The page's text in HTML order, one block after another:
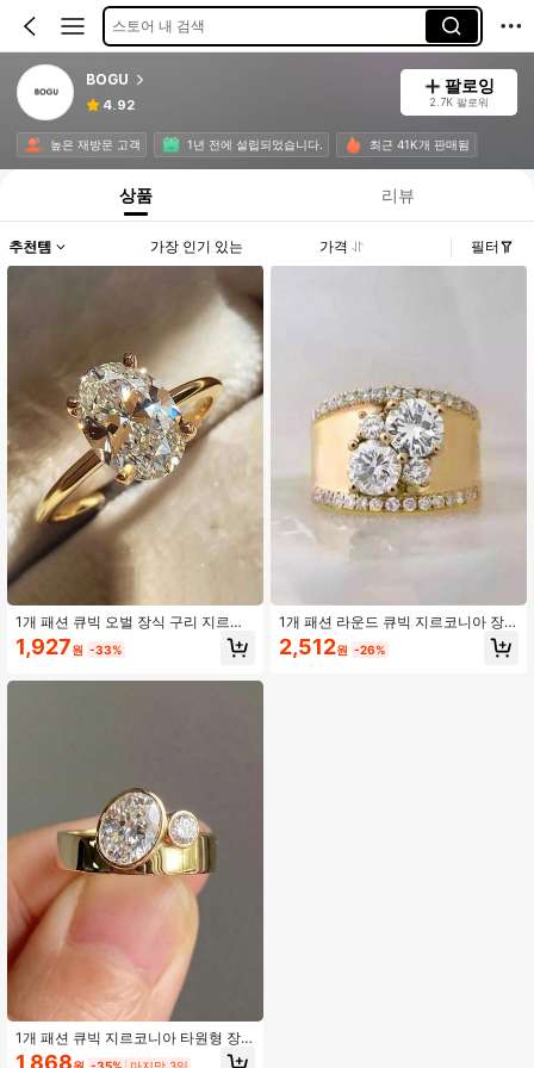
스토어 내 검색
BOGU
4.92
팔로잉
2.7K 팔로워
높은 재방문 고객 1년 전에 설립되었습니다. 최근 41K개 판매됨
상품 리뷰
추천템 가장 인기 있는 가격 필터
1개 패션 큐빅 오벌 장식 구리 지르코
니아 반지, 여성의 일상 착용, 약혼, 결
혼, 발렌타인데이, 파티, 어머니의 날,
1,927원 -33%
1개 패션 큐빅 지르코니아 타원형 장
식 구리 반지, 여성의 일상 착용, 결혼
1,868
1개 패션 라운드 큐빅 지르코니아 장
식 넓은 구리 반지, 여성의 일상 착용,
결혼식, 파티, 약혼, 발렌타인데이 선
2,512원 -26%